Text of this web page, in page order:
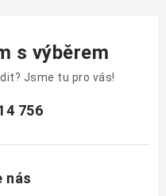
s výběrem
Jsme tu pro vás!
756